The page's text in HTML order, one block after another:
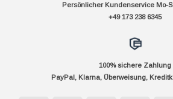
Persönlicher Kundenservice Mo-
+49 173 238 6345
100% sichere Zahlung
PayPal, Klarna, Überweisung,